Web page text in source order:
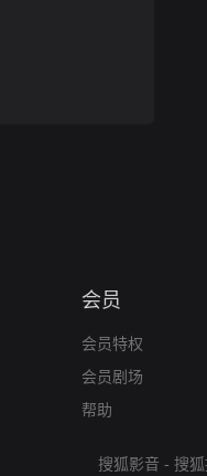
会员
会员特权
会员剧场
帮助
搜狐影音 - 搜